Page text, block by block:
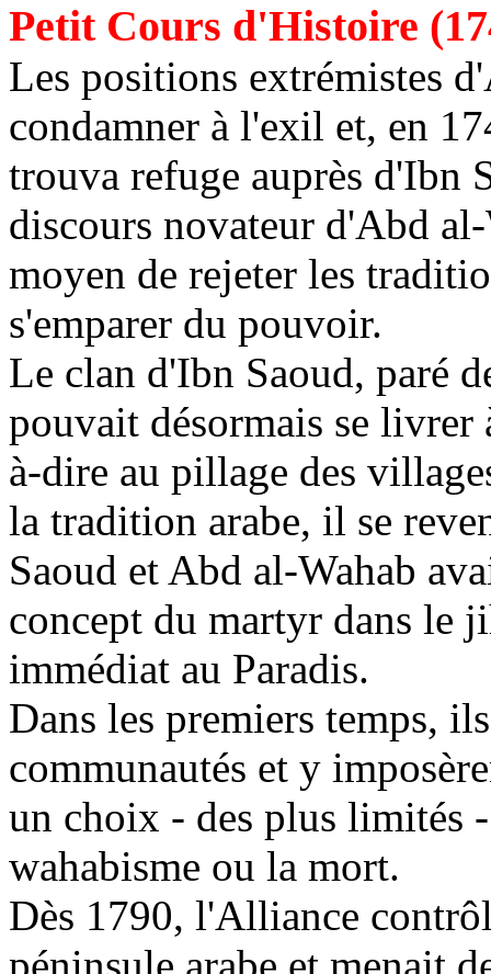
Petit Cours d'Histoire
Les positions extrémistes d'
condamner à l'exil et, en
trouva refuge auprès d'Ibn
discours novateur d'Abd al-
moyen de rejeter les
s'emparer du pouvoir.
Le clan d'Ibn Saoud, paré
pouvait désormais se
à-dire au pillage des
la tradition arabe, il se
Saoud et Abd al-Wahab
concept du martyr dans le
immédiat au Paradis.
Dans les premiers temps,
communautés et y
un choix - des plus limités
wahabisme ou la mort.
Dès 1790, l'Alliance